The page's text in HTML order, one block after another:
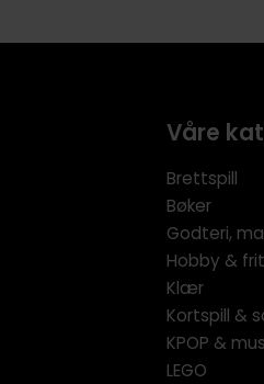
Våre
Brettspill
Bøker
Godteri,
Hobby &
Klær
Kortspill &
KPOP &
LEGO